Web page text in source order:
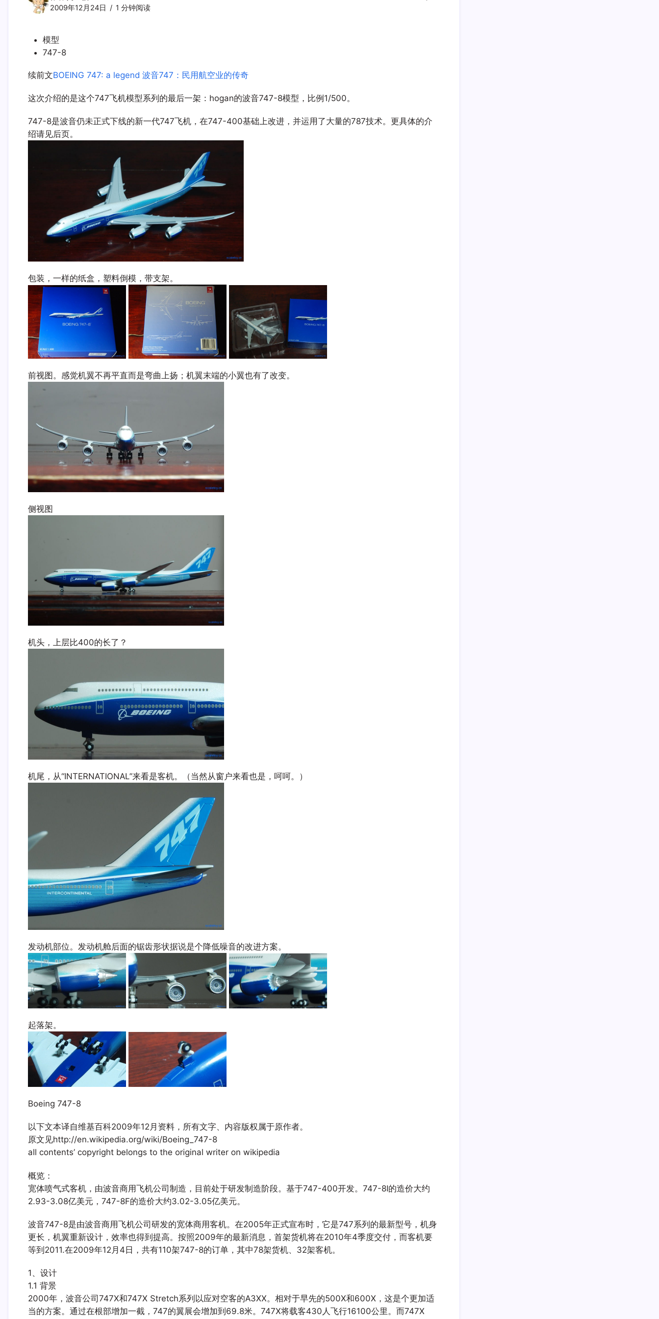
2009年12月24日
1 分钟阅读
模型
747-8
续前文BOEING 747: a legend 波音747：民用航空业的传奇
这次介绍的是这个747飞机模型系列的最后一架：hogan的波音747-8模型，比例1/500。
747-8是波音仍未正式下线的新一代747飞机，在747-400基础上改进，并运用了大量的787技术。更具体的介
绍请见后页。
包装，一样的纸盒，塑料倒模，带支架。
前视图。感觉机翼不再平直而是弯曲上扬；机翼末端的小翼也有了改变。
侧视图
机头，上层比400的长了？
机尾，从“INTERNATIONAL”来看是客机。（当然从窗户来看也是，呵呵。）
发动机部位。发动机舱后面的锯齿形状据说是个降低噪音的改进方案。
起落架。
Boeing 747-8
以下文本译自维基百科2009年12月资料，所有文字、内容版权属于原作者。
原文见http://en.wikipedia.org/wiki/Boeing_747-8
all contents’ copyright belongs to the original writer on wikipedia
概览：
宽体喷气式客机，由波音商用飞机公司制造，目前处于研发制造阶段。基于747-400开发。747-8I的造价大约
2.93-3.08亿美元，747-8F的造价大约3.02-3.05亿美元。
波音747-8是由波音商用飞机公司研发的宽体商用客机。在2005年正式宣布时，它是747系列的最新型号，机身
更长，机翼重新设计，效率也得到提高。按照2009年的最新消息，首架货机将在2010年4季度交付，而客机要
等到2011.在2009年12月4日，共有110架747-8的订单，其中78架货机、32架客机。
1、设计
1.1 背景
2000年，波音公司747X和747X Stretch系列以应对空客的A3XX。相对于早先的500X和600X，这是个更加适
当的方案。通过在根部增加一截，747的翼展会增加到69.8米。747X将载客430人飞行16100公里。而747X